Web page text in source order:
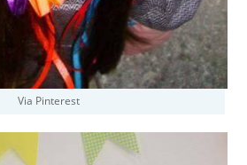
Via Pinterest